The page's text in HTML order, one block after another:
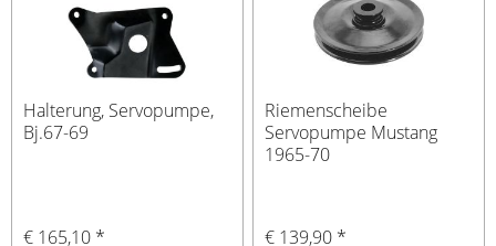
Halterung, Servopumpe,
Bj.67-69
€ 165,10 *
Riemenscheibe
Servopumpe Mustang
1965-70
€ 139,90 *